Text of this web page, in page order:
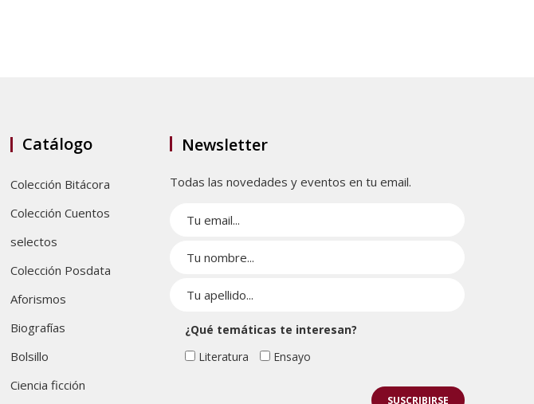
Catálogo
Colección Bitácora
Colección Cuentos
selectos
Colección Posdata
Aforismos
Biografías
Bolsillo
Ciencia ficción
Newsletter
Todas las novedades y eventos en tu email.
¿Qué temáticas te interesan?
Literatura
Ensayo